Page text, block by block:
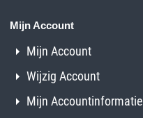
Mijn Account
Mijn Account
Wijzig Account
Mijn Accountinformatie